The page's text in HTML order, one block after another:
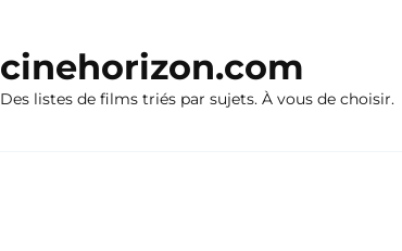
cinehorizon.com
Des listes de films triés par sujets. À vous de choisir.